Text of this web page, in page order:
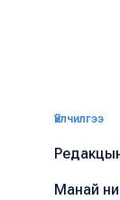
Үйлчилгээ
Манай